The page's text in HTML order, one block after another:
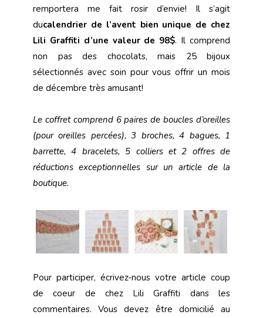
remportera me fait rosir d’envie! Il s’agit
ducalendrier de l’avent bien unique de chez
Lili Graffiti d’une valeur de 98$. Il comprend
non pas des chocolats, mais 25 bijoux
sélectionnés avec soin pour vous offrir un mois
de décembre très amusant!
Le coffret comprend 6 paires de boucles d’oreilles
(pour oreilles percées), 3 broches, 4 bagues, 1
barrette, 4 bracelets, 5 colliers et 2 offres de
réductions exceptionnelles sur un article de la
boutique.
Pour participer, écrivez-nous votre article coup
de coeur de chez Lili Graffiti dans les
commentaires. Vous devez être domicilié au